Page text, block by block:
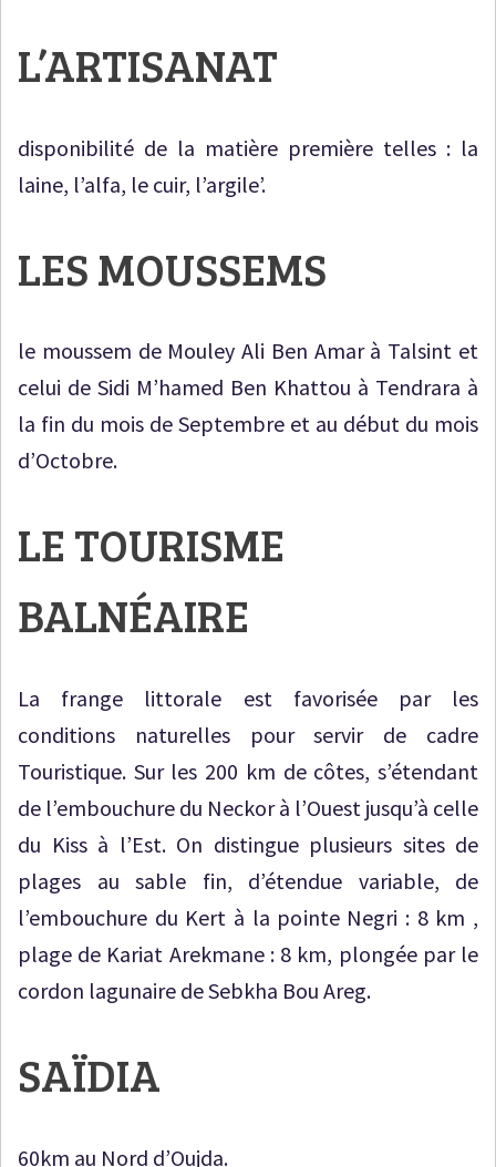
L’ARTISANAT
disponibilité de la matière première telles : la
laine, l’alfa, le cuir, l’argile’.
LES MOUSSEMS
le moussem de Mouley Ali Ben Amar à Talsint et
celui de Sidi M’hamed Ben Khattou à Tendrara à
la fin du mois de Septembre et au début du mois
d’Octobre.
LE TOURISME
BALNÉAIRE
La frange littorale est favorisée par les
conditions naturelles pour servir de cadre
Touristique. Sur les 200 km de côtes, s’étendant
de l’embouchure du Neckor à l’Ouest jusqu’à celle
du Kiss à l’Est. On distingue plusieurs sites de
plages au sable fin, d’étendue variable, de
l’embouchure du Kert à la pointe Negri : 8 km ,
plage de Kariat Arekmane : 8 km, plongée par le
cordon lagunaire de Sebkha Bou Areg.
SAÏDIA
60km au Nord d’Oujda.